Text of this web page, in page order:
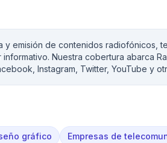
y emisión de contenidos radiofónicos,
Nuestra cobertura abarca
Instagram, Twitter, YouTube y
gráfico
Empresas de